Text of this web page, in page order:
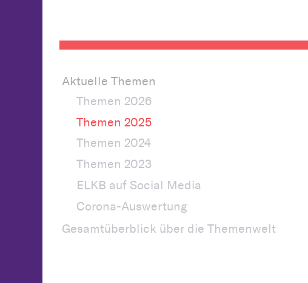
Aktuelle Themen
Themen 2026
Themen 2025
Themen 2024
Themen 2023
ELKB auf Social Media
Corona-Auswertung
Gesamtüberblick über die Themenwelt